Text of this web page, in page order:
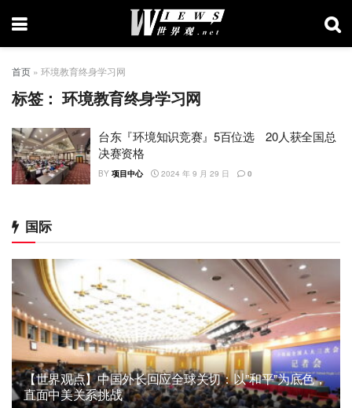
首页 » 环境教育终身学习网
标签：环境教育终身学习网
台东『环境知识竞赛』5百位选 20人获全国总
决赛资格
BY 项目中心 2024 年 9 月 29 日 0
国际
【世界观点】中国外长回应全球关切：以”和平”为底色，
直面中美关系挑战